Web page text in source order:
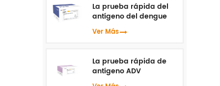
La prueba rápida del
antígeno del dengue
NS1
Ver Más
La prueba rápida de
antígeno ADV